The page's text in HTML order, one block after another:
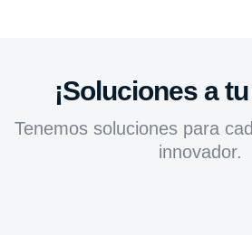
¡Soluciones a
Tenemos soluciones para
innovador.